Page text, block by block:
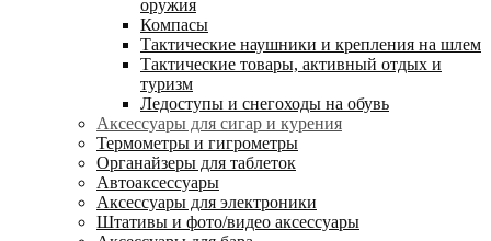
оружия
Компасы
Тактические наушники и крепления на шлем
Тактические товары, активный отдых и
туризм
Ледоступы и снегоходы на обувь
Аксессуары для сигар и курения
Термометры и гигрометры
Органайзеры для таблеток
Автоаксессуары
Аксессуары для электроники
Штативы и фото/видео аксессуары